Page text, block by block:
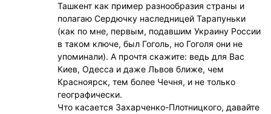
Ташкент как пример разнообразия страны и
полагаю Сердючку наследницей Тарапуньки
(как по мне, первым, подавшим Украину России
в таком ключе, был Гоголь, но Гоголя они не
упоминали). А прочтя скажите: ведь для Вас
Киев, Одесса и даже Львов ближе, чем
Красноярск, тем более Чечня, и не только
географически.
Что касается Захарченко-Плотницкого, давайте